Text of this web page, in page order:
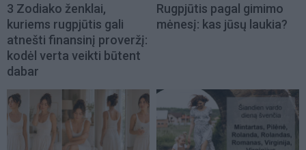
3 Zodiako ženklai,
kuriems rugpjūtis gali
atnešti finansinį proveržį:
kodėl verta veikti būtent
dabar
Rugpjūtis pagal gimimo
mėnesį: kas jūsų laukia?